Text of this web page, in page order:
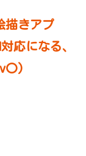
描きアプ
応になる、
〇)